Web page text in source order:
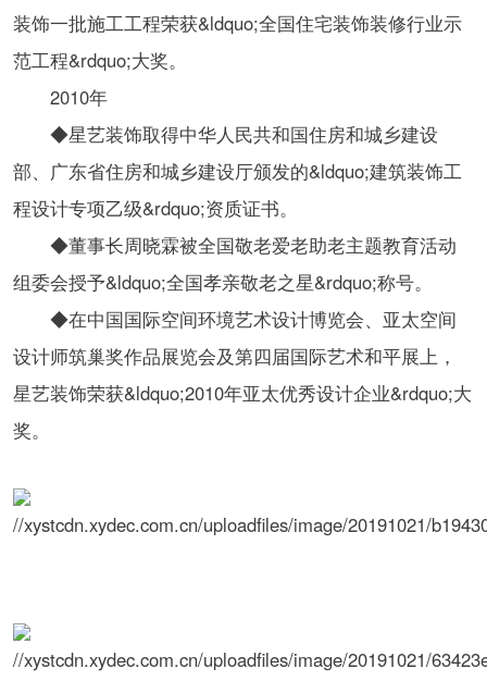
装饰一批施工工程荣获&ldquo;全国住宅装饰装修行业示
范工程&rdquo;大奖。
2010年
◆星艺装饰取得中华人民共和国住房和城乡建设
部、广东省住房和城乡建设厅颁发的&ldquo;建筑装饰工
程设计专项乙级&rdquo;资质证书。
◆董事长周晓霖被全国敬老爱老助老主题教育活动
组委会授予&ldquo;全国孝亲敬老之星&rdquo;称号。
◆在中国国际空间环境艺术设计博览会、亚太空间
设计师筑巢奖作品展览会及第四届国际艺术和平展上，
星艺装饰荣获&ldquo;2010年亚太优秀设计企业&rdquo;大
奖。